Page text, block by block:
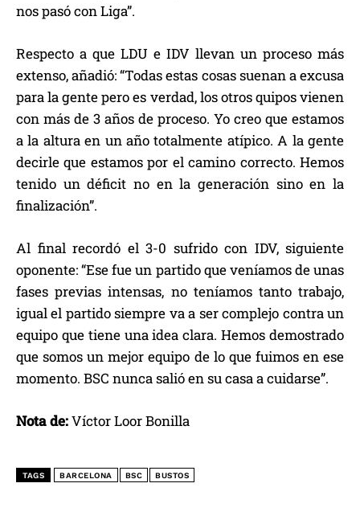
nos pasó con Liga”.
Respecto a que LDU e IDV llevan un proceso más
extenso, añadió: “Todas estas cosas suenan a excusa
para la gente pero es verdad, los otros quipos vienen
con más de 3 años de proceso. Yo creo que estamos
a la altura en un año totalmente atípico. A la gente
decirle que estamos por el camino correcto. Hemos
tenido un déficit no en la generación sino en la
finalización”.
Al final recordó el 3-0 sufrido con IDV, siguiente
oponente: “Ese fue un partido que veníamos de unas
fases previas intensas, no teníamos tanto trabajo,
igual el partido siempre va a ser complejo contra un
equipo que tiene una idea clara. Hemos demostrado
que somos un mejor equipo de lo que fuimos en ese
momento. BSC nunca salió en su casa a cuidarse”.
Nota de:Víctor Loor Bonilla
TAGS BARCELONA BSC BUSTOS